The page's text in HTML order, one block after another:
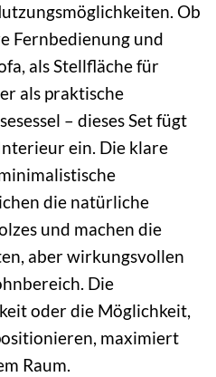
Ob
Fernbedienung und
als Stellfläche für
als praktische
– dieses Set fügt
ein. Die klare
die natürliche
und machen die
aber wirkungsvollen
Die
oder die Möglichkeit,
maximiert
Raum.